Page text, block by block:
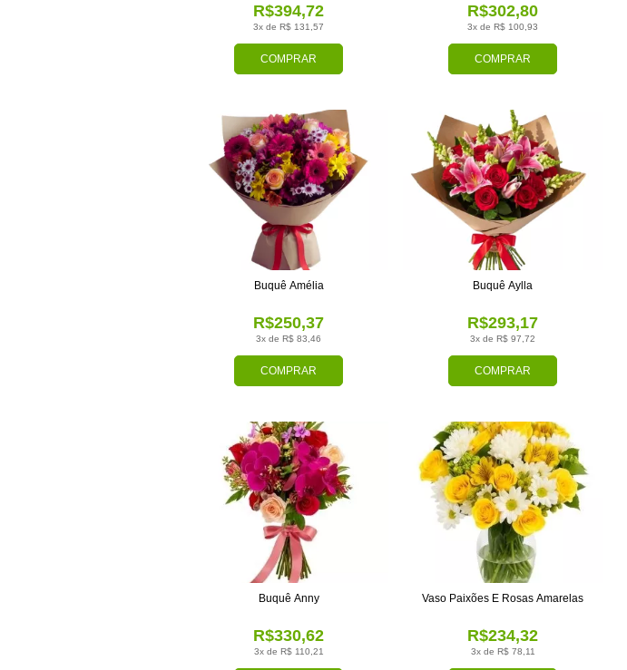
COMPRAR
3x de R$ 131,57
R$394,72
COMPRAR
3x de R$ 100,93
R$302,80
COMPRAR
3x de R$ 83,46
R$250,37
Buquê Amélia
COMPRAR
3x de R$ 97,72
R$293,17
Buquê Aylla
3x de R$ 110,21
R$330,62
Buquê Anny
3x de R$ 78,11
R$234,32
Vaso Paixões E Rosas Amarelas